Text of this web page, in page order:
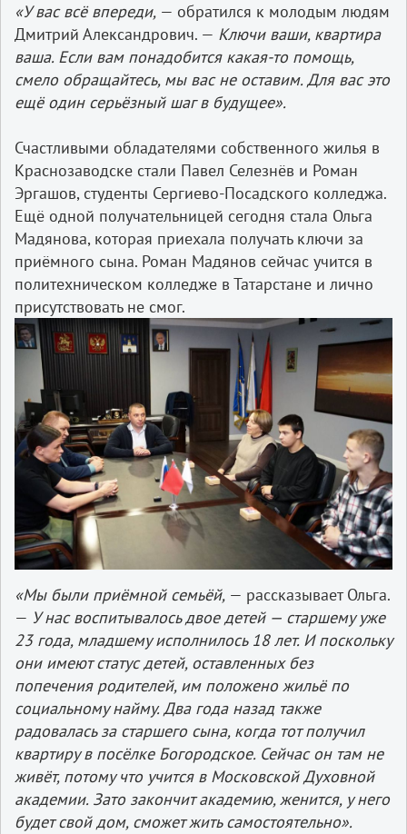
«У вас всё впереди, — обратился к молодым людям
Дмитрий Александрович. — Ключи ваши, квартира
ваша. Если вам понадобится какая-то помощь,
смело обращайтесь, мы вас не оставим. Для вас это
ещё один серьёзный шаг в будущее».
Счастливыми обладателями собственного жилья в
Краснозаводске стали Павел Селезнёв и Роман
Эргашов, студенты Сергиево-Посадского колледжа.
Ещё одной получательницей сегодня стала Ольга
Мадянова, которая приехала получать ключи за
приёмного сына. Роман Мадянов сейчас учится в
политехническом колледже в Татарстане и лично
присутствовать не смог.
«Мы были приёмной семьёй, — рассказывает Ольга.
— У нас воспитывалось двое детей — старшему уже
23 года, младшему исполнилось 18 лет. И поскольку
они имеют статус детей, оставленных без
попечения родителей, им положено жильё по
социальному найму. Два года назад также
радовалась за старшего сына, когда тот получил
квартиру в посёлке Богородское. Сейчас он там не
живёт, потому что учится в Московской Духовной
академии. Зато закончит академию, женится, у него
будет свой дом, сможет жить самостоятельно».